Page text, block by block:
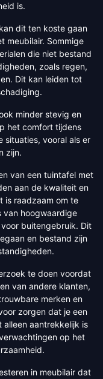
is.
dit ten koste gaan
meubilair. Sommige
die niet bestand
zoals regen,
Dit kan leiden tot
minder stevig en
het comfort tijdens
situaties, vooral als er
zijn.
van een tuintafel met
aan de kwaliteit en
is raadzaam om te
van hoogwaardige
buitengebruik. Dit
en bestand zijn
te doen voordat
van andere klanten,
merken en
zorgen dat je een
aantrekkelijk is
op het
in meubilair dat